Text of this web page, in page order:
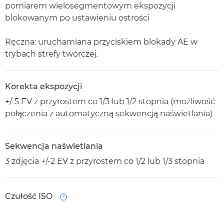
pomiarem wielosegmentowym ekspozycji
blokowanym po ustawieniu ostrości
Ręczna: uruchamiana przyciskiem blokady AE w
trybach strefy twórczej.
Korekta ekspozycji
+/-5 EV z przyrostem co 1/3 lub 1/2 stopnia (możliwość
połączenia z automatyczną sekwencją naświetlania)
Sekwencja naświetlania
3 zdjęcia +/-2 EV z przyrostem co 1/2 lub 1/3 stopnia
Czułość ISO